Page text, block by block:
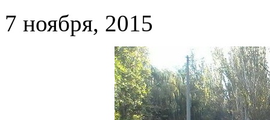
7 ноября, 2015